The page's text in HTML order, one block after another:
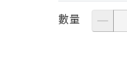
數量